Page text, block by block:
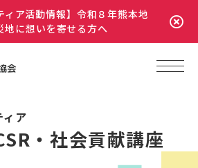
ィア活動情報】令和８年熊本地
地に想いを寄せる方へ
ア
・社会貢献講座